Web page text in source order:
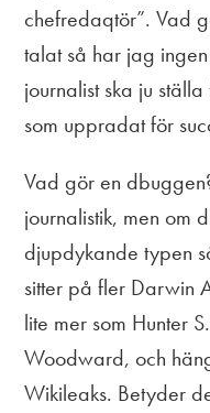
chefredaqtör”. Vad
talat så har jag
journalist ska ju
som uppradat för
Vad gör en
journalistik, men om
djupdykande typen
sitter på fler Darwin
lite mer som Hunter
Woodward, och
Wikileaks. Betyder